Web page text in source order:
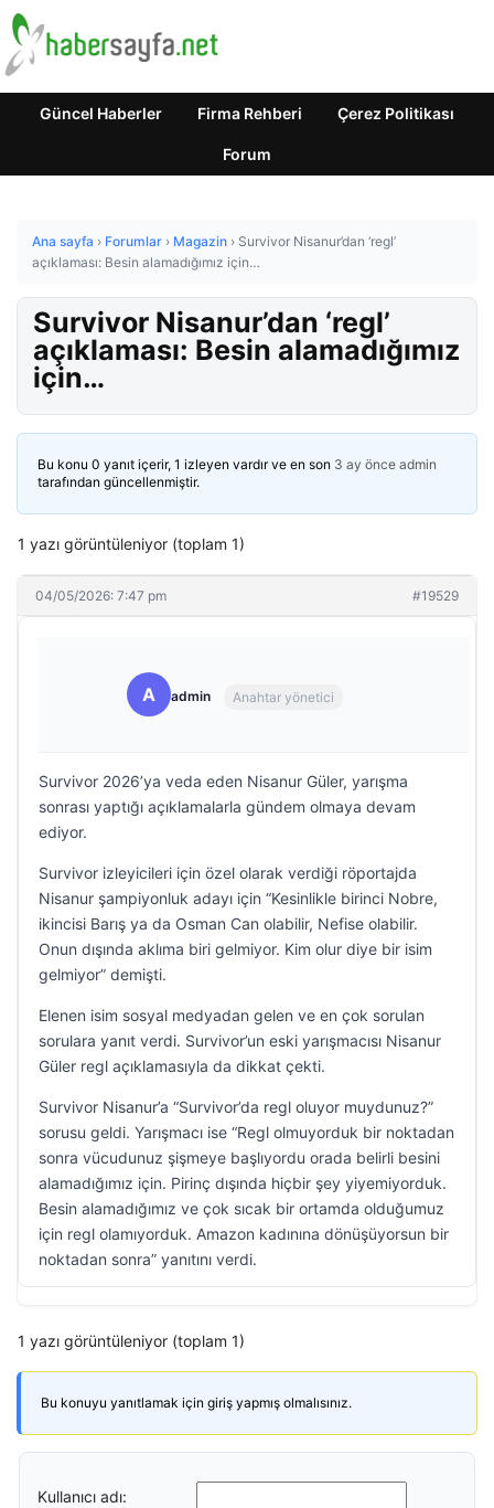
Güncel Haberler Firma Rehberi Çerez Politikası
Forum
Ana sayfa › Forumlar › Magazin › Survivor Nisanur’dan ‘regl’
açıklaması: Besin alamadığımız için…
Survivor Nisanur’dan ‘regl’
açıklaması: Besin alamadığımız
için…
Bu konu 0 yanıt içerir, 1 izleyen vardır ve en son 3 ay önce admin
tarafından güncellenmiştir.
1 yazı görüntüleniyor (toplam 1)
04/05/2026: 7:47 pm #19529
A admin Anahtar yönetici
Survivor 2026’ya veda eden Nisanur Güler, yarışma
sonrası yaptığı açıklamalarla gündem olmaya devam
ediyor.
Survivor izleyicileri için özel olarak verdiği röportajda
Nisanur şampiyonluk adayı için “Kesinlikle birinci Nobre,
ikincisi Barış ya da Osman Can olabilir, Nefise olabilir.
Onun dışında aklıma biri gelmiyor. Kim olur diye bir isim
gelmiyor” demişti.
Elenen isim sosyal medyadan gelen ve en çok sorulan
sorulara yanıt verdi. Survivor’un eski yarışmacısı Nisanur
Güler regl açıklamasıyla da dikkat çekti.
Survivor Nisanur’a “Survivor’da regl oluyor muydunuz?”
sorusu geldi. Yarışmacı ise “Regl olmuyorduk bir noktadan
sonra vücudunuz şişmeye başlıyordu orada belirli besini
alamadığımız için. Pirinç dışında hiçbir şey yiyemiyorduk.
Besin alamadığımız ve çok sıcak bir ortamda olduğumuz
için regl olamıyorduk. Amazon kadınına dönüşüyorsun bir
noktadan sonra” yanıtını verdi.
1 yazı görüntüleniyor (toplam 1)
Bu konuyu yanıtlamak için giriş yapmış olmalısınız.
Kullanıcı adı: